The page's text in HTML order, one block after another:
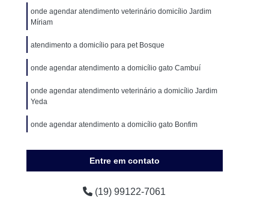
Popular
São Paulo
Consulta para Animais
Campinas
Consulta Veterinária de Gatos
Consulta Veterinária para Animais
Consulta Veterinária para Cachorro
Consulta Veterinária para Gato
Consulta Veterinária São Paulo
Exames Laboratoriais para Animal
Laboratoriais para Cachorro Campinas
onde agendar atendimento veterinário domicílio Jardim
Míriam
atendimento a domicílio para pet Bosque
onde agendar atendimento a domicílio gato Cambuí
onde agendar atendimento veterinário a domicílio Jardim
Yeda
onde agendar atendimento a domicílio gato Bonfim
domésticos Vila Perseu Leite de Barros
Entre em contato
(19) 99122-7061